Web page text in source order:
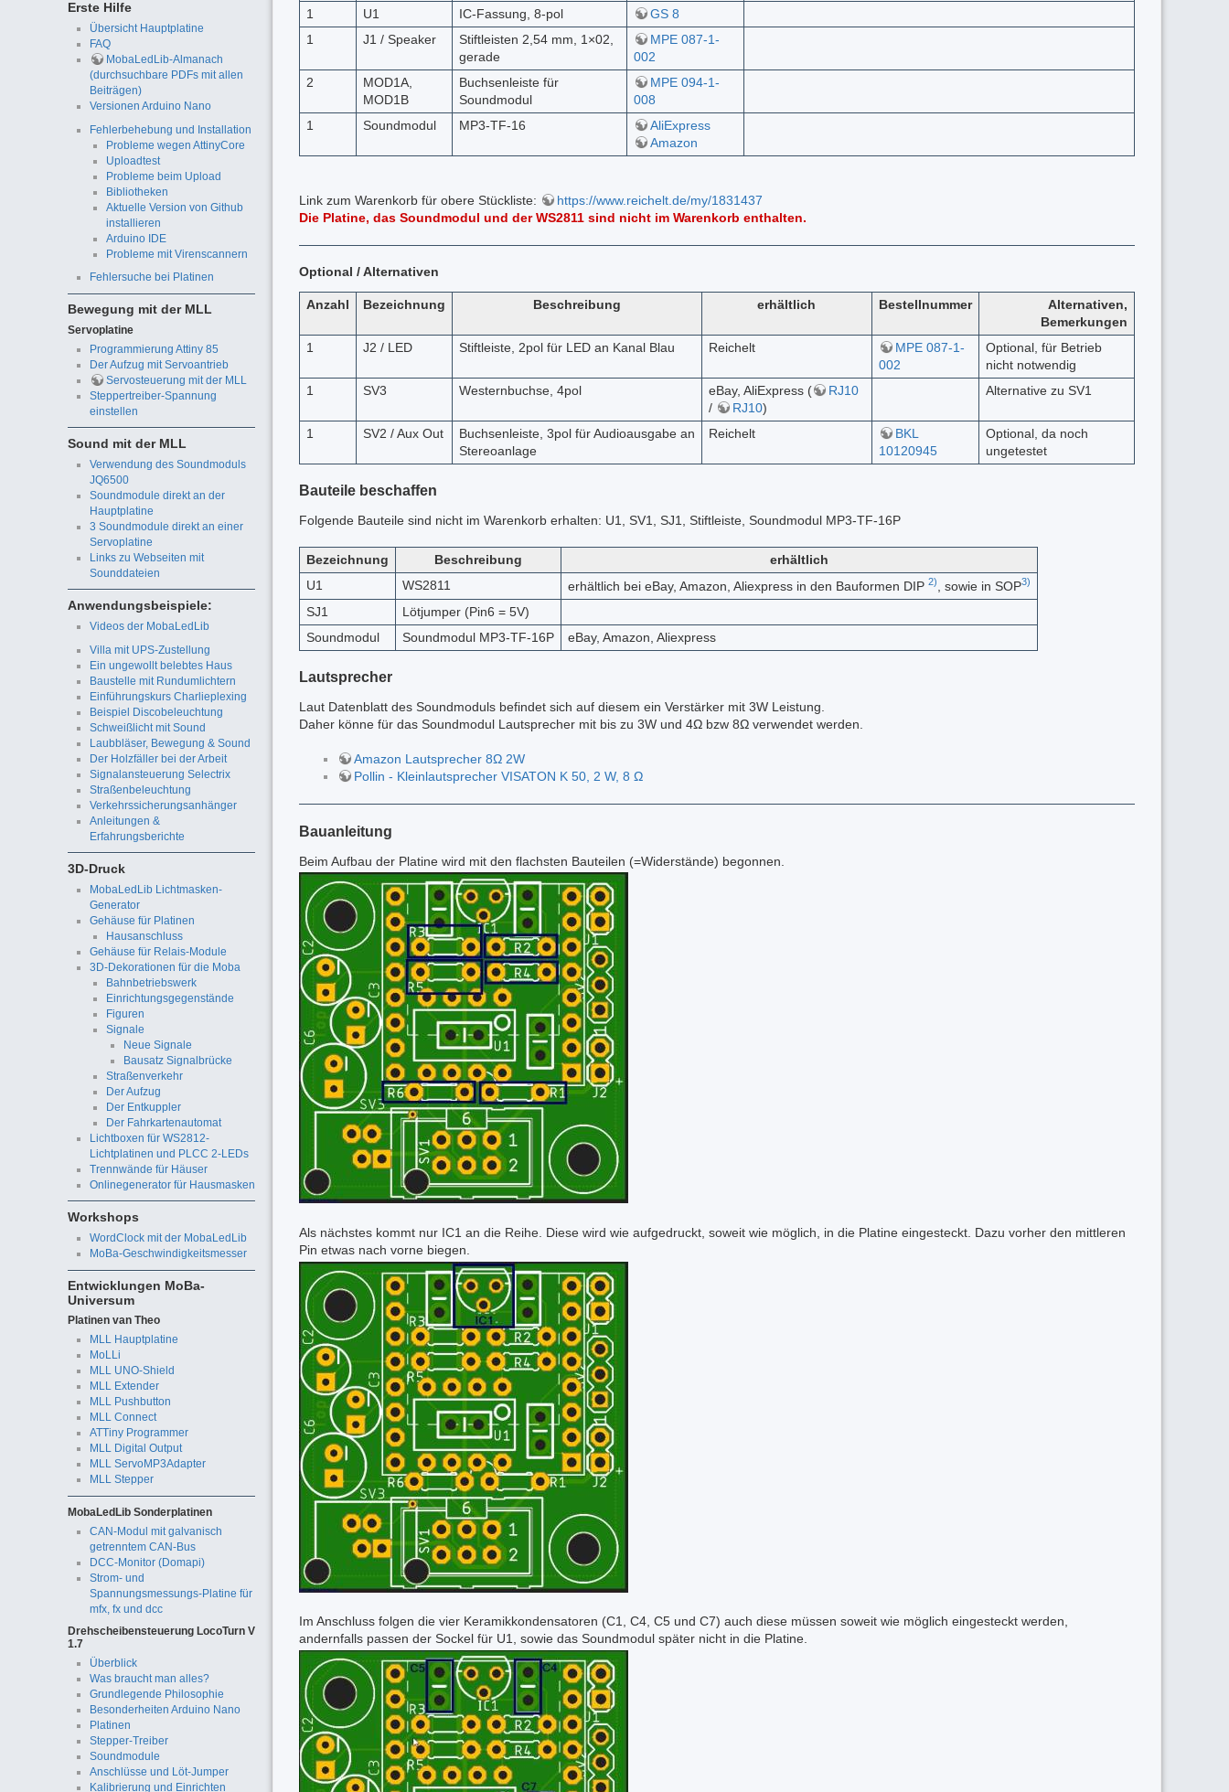
Erste Hilfe
Übersicht Hauptplatine
FAQ
MobaLedLib-Almanach
(durchsuchbare PDFs mit allen
Beiträgen)
Versionen Arduino Nano
Fehlerbehebung und Installation
Probleme wegen AttinyCore
Uploadtest
Probleme beim Upload
Bibliotheken
Aktuelle Version von Github
installieren
Arduino IDE
Probleme mit Virenscannern
Fehlersuche bei Platinen
Bewegung mit der MLL
Servoplatine
Programmierung Attiny 85
Der Aufzug mit Servoantrieb
Servosteuerung mit der MLL
Steppertreiber-Spannung
einstellen
Sound mit der MLL
Verwendung des Soundmoduls
JQ6500
Soundmodule direkt an der
Hauptplatine
3 Soundmodule direkt an einer
Servoplatine
Links zu Webseiten mit
Sounddateien
Anwendungsbeispiele:
Videos der MobaLedLib
Villa mit UPS-Zustellung
Ein ungewollt belebtes Haus
Baustelle mit Rundumlichtern
Einführungskurs Charlieplexing
Beispiel Discobeleuchtung
Schweißlicht mit Sound
Laubbläser, Bewegung & Sound
Der Holzfäller bei der Arbeit
Signalansteuerung Selectrix
Straßenbeleuchtung
Verkehrssicherungsanhänger
Anleitungen &
Erfahrungsberichte
3D-Druck
MobaLedLib Lichtmasken-
Generator
Gehäuse für Platinen
Hausanschluss
Gehäuse für Relais-Module
3D-Dekorationen für die Moba
Bahnbetriebswerk
Einrichtungsgegenstände
Figuren
Signale
Neue Signale
Bausatz Signalbrücke
Straßenverkehr
Der Aufzug
Der Entkuppler
Der Fahrkartenautomat
Lichtboxen für WS2812-
Lichtplatinen und PLCC 2-LEDs
Trennwände für Häuser
Onlinegenerator für Hausmasken
Workshops
WordClock mit der MobaLedLib
MoBa-Geschwindigkeitsmesser
Entwicklungen MoBa-
Universum
Platinen van Theo
MLL Hauptplatine
MoLLi
MLL UNO-Shield
MLL Extender
MLL Pushbutton
MLL Connect
ATTiny Programmer
MLL Digital Output
MLL ServoMP3Adapter
MLL Stepper
MobaLedLib Sonderplatinen
CAN-Modul mit galvanisch
getrenntem CAN-Bus
DCC-Monitor (Domapi)
Strom- und
Spannungsmessungs-Platine für
mfx, fx und dcc
Drehscheibensteuerung LocoTurn V
1.7
Überblick
Was braucht man alles?
Grundlegende Philosophie
Besonderheiten Arduino Nano
Platinen
Stepper-Treiber
Soundmodule
Anschlüsse und Löt-Jumper
Kalibrierung und Einrichten
1 U1 IC-Fassung, 8-pol
GS 8
1
J1 / Speaker
Stiftleisten 2,54 mm, 1×02,
gerade
MPE 087-1-
002
2
MOD1A,
MOD1B
Buchsenleiste für
Soundmodul
MPE 094-1-
008
1
Soundmodul MP3-TF-16
AliExpress
Amazon
Link zum Warenkorb für obere Stückliste:
https://www.reichelt.de/my/1831437
Die Platine, das Soundmodul und der WS2811 sind nicht im Warenkorb enthalten.
Optional / Alternativen
Anzahl Bezeichnung Beschreibung erhältlich Bestellnummer
Alternativen,
Bemerkungen
1
J2 / LED Stiftleiste, 2pol für LED an Kanal Blau Reichelt
MPE 087-1-
002
Optional, für Betrieb
nicht notwendig
1
SV3 Westernbuchse, 4pol eBay, AliExpress (
RJ10
/
RJ10)
Alternative zu SV1
1 SV2 / Aux Out
Buchsenleiste, 3pol für Audioausgabe an
Stereoanlage
Reichelt
BKL
10120945
Optional, da noch
ungetestet
Bauteile beschaffen
Folgende Bauteile sind nicht im Warenkorb erhalten: U1, SV1, SJ1, Stiftleiste, Soundmodul MP3-TF-16P
Bezeichnung Beschreibung
erhältlich
U1
WS2811 erhältlich bei eBay, Amazon, Aliexpress in den Bauformen DIP 2) , sowie in SOP3)
SJ1
Lötjumper (Pin6 = 5V)
Soundmodul
Soundmodul MP3-TF-16P eBay, Amazon, Aliexpress
Lautsprecher
Laut Datenblatt des Soundmoduls befindet sich auf diesem ein Verstärker mit 3W Leistung.
Daher könne für das Soundmodul Lautsprecher mit bis zu 3W und 4Ω bzw 8Ω verwendet werden.
Amazon Lautsprecher 8Ω 2W
Pollin - Kleinlautsprecher VISATON K 50, 2 W, 8 Ω
Bauanleitung
Beim Aufbau der Platine wird mit den flachsten Bauteilen (=Widerstände) begonnen.
Als nächstes kommt nur IC1 an die Reihe. Diese wird wie aufgedruckt, soweit wie möglich, in die Platine eingesteckt. Dazu vorher den mittleren
Pin etwas nach vorne biegen.
Im Anschluss folgen die vier Keramikkondensatoren (C1, C4, C5 und C7) auch diese müssen soweit wie möglich eingesteckt werden,
andernfalls passen der Sockel für U1, sowie das Soundmodul später nicht in die Platine.